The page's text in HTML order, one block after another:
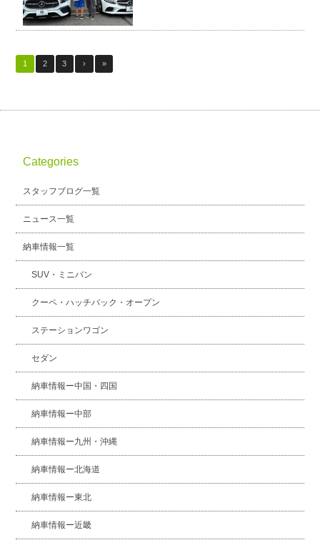
1 2 3 › »
Categories
スタッフブログ一覧
ニュース一覧
納車情報一覧
SUV・ミニバン
クーペ・ハッチバック・オープン
ステーションワゴン
セダン
納車情報ー中国・四国
納車情報ー中部
納車情報ー九州・沖縄
納車情報ー北海道
納車情報ー東北
納車情報ー近畿